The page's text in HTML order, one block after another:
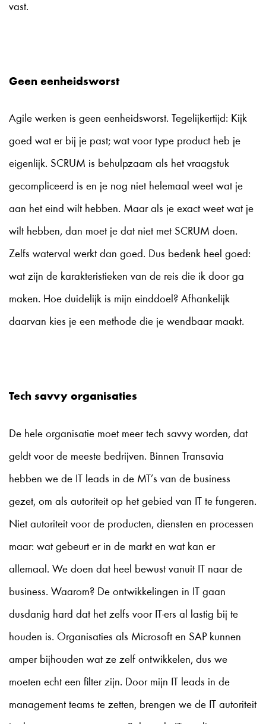
vast.
Geen eenheidsworst
Agile werken is geen eenheidsworst. Tegelijkertijd: Kijk
goed wat er bij je past; wat voor type product heb je
eigenlijk. SCRUM is behulpzaam als het vraagstuk
gecompliceerd is en je nog niet helemaal weet wat je
aan het eind wilt hebben. Maar als je exact weet wat je
wilt hebben, dan moet je dat niet met SCRUM doen.
Zelfs waterval werkt dan goed. Dus bedenk heel goed:
wat zijn de karakteristieken van de reis die ik door ga
maken. Hoe duidelijk is mijn einddoel? Afhankelijk
daarvan kies je een methode die je wendbaar maakt.
Tech savvy organisaties
De hele organisatie moet meer tech savvy worden, dat
geldt voor de meeste bedrijven. Binnen Transavia
hebben we de IT leads in de MT’s van de business
gezet, om als autoriteit op het gebied van IT te fungeren.
Niet autoriteit voor de producten, diensten en processen
maar: wat gebeurt er in de markt en wat kan er
allemaal. We doen dat heel bewust vanuit IT naar de
business. Waarom? De ontwikkelingen in IT gaan
dusdanig hard dat het zelfs voor IT-ers al lastig bij te
houden is. Organisaties als Microsoft en SAP kunnen
amper bijhouden wat ze zelf ontwikkelen, dus we
moeten echt een filter zijn. Door mijn IT leads in de
management teams te zetten, brengen we de IT autoriteit